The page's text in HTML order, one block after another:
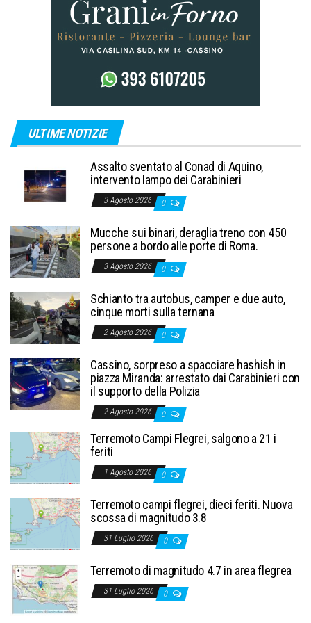
ULTIME NOTIZIE
Assalto sventato al Conad di Aquino,
intervento lampo dei Carabinieri
3 Agosto 2026 0
Mucche sui binari, deraglia treno con 450
persone a bordo alle porte di Roma.
3 Agosto 2026 0
Schianto tra autobus, camper e due auto,
cinque morti sulla ternana
2 Agosto 2026 0
Cassino, sorpreso a spacciare hashish in
piazza Miranda: arrestato dai Carabinieri con
il supporto della Polizia
2 Agosto 2026 0
Terremoto Campi Flegrei, salgono a 21 i
feriti
1 Agosto 2026 0
Terremoto campi flegrei, dieci feriti. Nuova
scossa di magnitudo 3.8
31 Luglio 2026 0
Terremoto di magnitudo 4.7 in area flegrea
31 Luglio 2026 0